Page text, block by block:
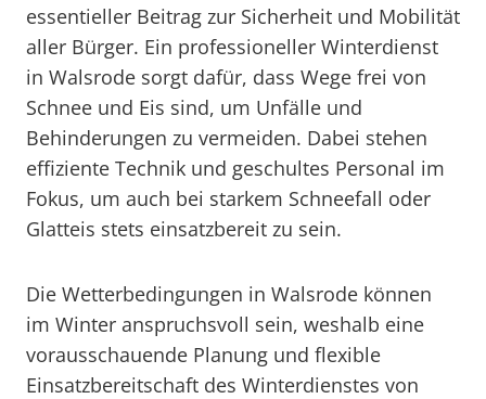
essentieller Beitrag zur Sicherheit und Mobilität
aller Bürger. Ein professioneller Winterdienst
in Walsrode sorgt dafür, dass Wege frei von
Schnee und Eis sind, um Unfälle und
Behinderungen zu vermeiden. Dabei stehen
effiziente Technik und geschultes Personal im
Fokus, um auch bei starkem Schneefall oder
Glatteis stets einsatzbereit zu sein.
Die Wetterbedingungen in Walsrode können
im Winter anspruchsvoll sein, weshalb eine
vorausschauende Planung und flexible
Einsatzbereitschaft des Winterdienstes von